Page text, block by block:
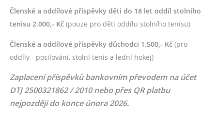
Členské a oddílové příspěvky děti do 18 let oddíl stolního
tenisu 2.000,- Kč (pouze pro děti oddílu stolního tenisu)
Členské a oddílové příspěvky důchodci 1.500,- Kč (pro
oddíly - posilování, stolní tenis a lední hokej)
Zaplacení příspěvků bankovním převodem na účet
DTJ 2500321862 / 2010 nebo přes QR platbu
nejpozději do konce února 2026.